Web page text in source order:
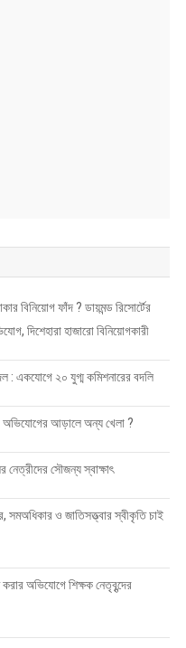
বিনিয়োগ ফাঁদ ? ডায়মন্ড রিসোর্টের
দিশেহারা হাজারো বিনিয়োগকারী
: একযোগে ২০ যুগ্ম কমিশনারের বদলি
অভিযোগের আড়ালে অন্য খেলা ?
সৌজন্য স্বাক্ষাৎ
সমঅধিকার ও জাতিসত্ত্বার স্বীকৃতি চাই
অভিযোগে শিক্ষক নেতৃবৃন্দের